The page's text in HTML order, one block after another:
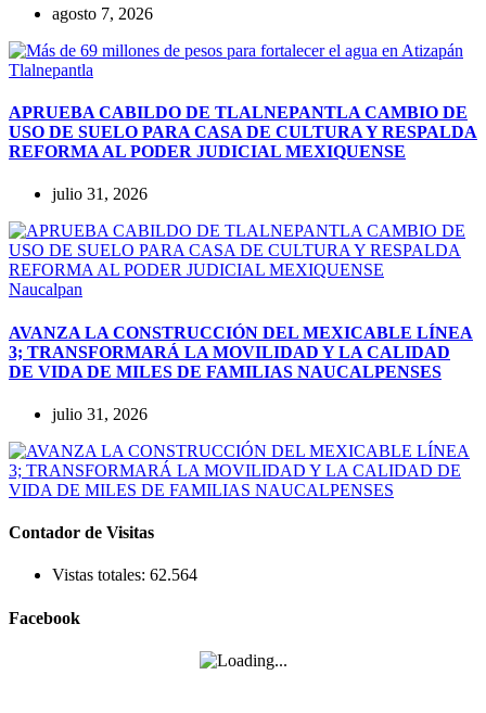
agosto 7, 2026
Tlalnepantla
APRUEBA CABILDO DE TLALNEPANTLA CAMBIO DE
USO DE SUELO PARA CASA DE CULTURA Y RESPALDA
REFORMA AL PODER JUDICIAL MEXIQUENSE
julio 31, 2026
Naucalpan
AVANZA LA CONSTRUCCIÓN DEL MEXICABLE LÍNEA
3; TRANSFORMARÁ LA MOVILIDAD Y LA CALIDAD
DE VIDA DE MILES DE FAMILIAS NAUCALPENSES
julio 31, 2026
Contador de Visitas
Vistas totales: 62.564
Facebook